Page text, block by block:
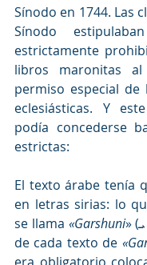
Sínodo en 1744. Las
Sínodo
estrictamente
libros maronitas
permiso especial de
eclesiásticas. Y
podía concederse
estrictas:
El texto árabe tenía
en letras sirias: lo
se llama «Garshuni» (
de cada texto de